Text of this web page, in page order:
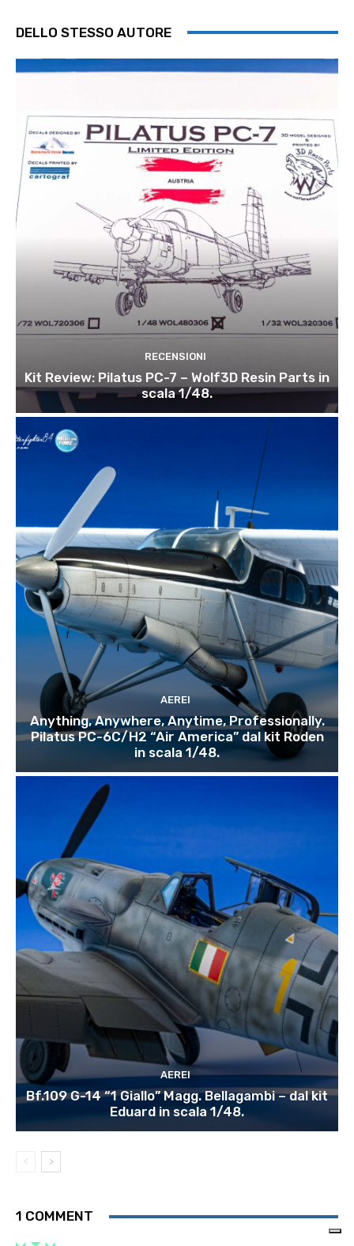
DELLO STESSO AUTORE
RECENSIONI
Kit Review: Pilatus PC-7 – Wolf3D Resin Parts in
scala 1/48.
AEREI
Anything, Anywhere, Anytime, Professionally.
Pilatus PC-6C/H2 “Air America” dal kit Roden
in scala 1/48.
AEREI
Bf.109 G-14 “1 Giallo” Magg. Bellagambi – dal kit
Eduard in scala 1/48.
1 COMMENT